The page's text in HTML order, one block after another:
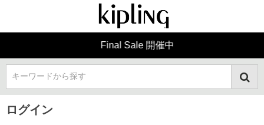
Final Sale 開催中
キーワードから探す
ログイン